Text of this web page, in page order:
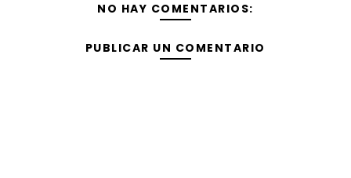
NO HAY COMENTARIOS:
PUBLICAR UN COMENTARIO